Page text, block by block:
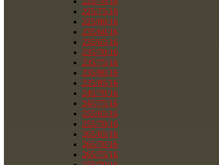
225/75/16
225/80/16
235/60/16
235/65/16
235/70/16
235/75/16
235/80/16
235/85/16
245/70/16
245/75/16
255/65/16
255/70/16
265/65/16
265/70/16
265/75/16